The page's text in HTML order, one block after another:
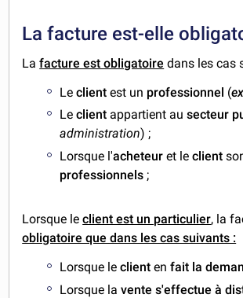
La facture est-elle
Lafacture est obligatoire dans les cas
Leclient est un professionnel (ex
Leclient appartient ausecteur
administration) ;
Lorsque l'acheteur et le client
professionnels ;
Lorsque leclient est un particulier, la
obligatoire que dans les cas suivants :
Lorsque le client enfait la
Lorsque lavente s'effectue à